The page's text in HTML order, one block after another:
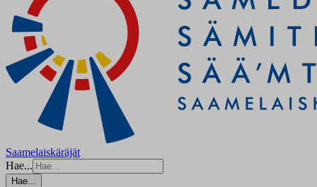
Saamelaiskäräjät
Hae...
Hae...